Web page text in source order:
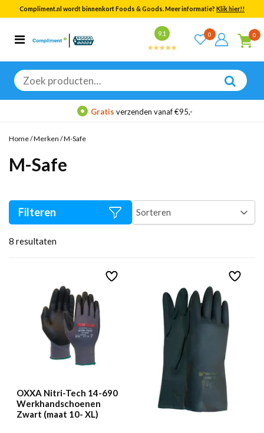
Compliment.nl wordt binnenkort Foods & Goods. Meer informatie? Klik hier!!
9.1 0 0
Zoeken
naar:
Categorieën
Bekijk alle resultaten
Gratis verzenden vanaf €95,-
Home/Merken /M-Safe
M-Safe
8 resultaten
Filteren
OXXA Nitri-Tech 14-690
Werkhandschoenen
Zwart (maat 10- XL)